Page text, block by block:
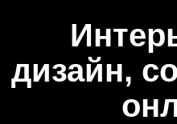
дизайн,